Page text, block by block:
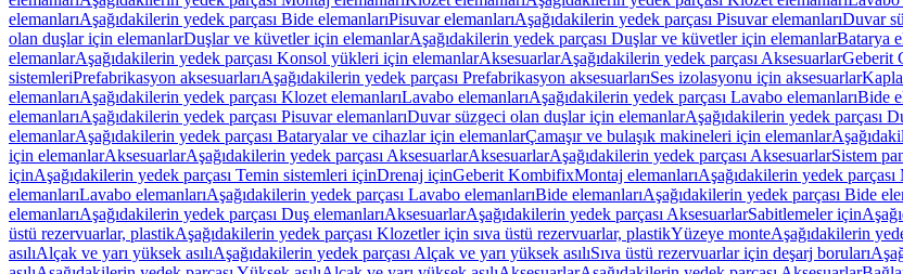
elemanlarıAşağıdakilerin yedek parçası Bide elemanlarıPisuvar elemanlarıAşağıdakilerin yedek parçası Pisuvar elemanlarıDuvar
olan duşlar için elemanlarDuşlar ve küvetler için elemanlarAşağıdakilerin yedek parçası Duşlar ve küvetler için elemanlarBatarya
elemanlarAşağıdakilerin yedek parçası Konsol yükleri için elemanlarAksesuarlarAşağıdakilerin yedek parçası AksesuarlarGeberit
sistemleriPrefabrikasyon aksesuarlarıAşağıdakilerin yedek parçası Prefabrikasyon aksesuarlarıSes izolasyonu için aksesuarlar
elemanlarıAşağıdakilerin yedek parçası Klozet elemanlarıLavabo elemanlarıAşağıdakilerin yedek parçası Lavabo elemanlarıBide
elemanlarıAşağıdakilerin yedek parçası Pisuvar elemanlarıDuvar süzgeci olan duşlar için elemanlarAşağıdakilerin yedek parçası
elemanlarAşağıdakilerin yedek parçası Bataryalar ve cihazlar için elemanlarÇamaşır ve bulaşık makineleri için elemanlar
için elemanlarAksesuarlarAşağıdakilerin yedek parçası AksesuarlarAksesuarlarAşağıdakilerin yedek parçası AksesuarlarSistem
içinAşağıdakilerin yedek parçası Temin sistemleri içinDrenaj içinGeberit KombifixMontaj elemanlarıAşağıdakilerin yedek parçası
elemanlarıLavabo elemanlarıAşağıdakilerin yedek parçası Lavabo elemanlarıBide elemanlarıAşağıdakilerin yedek parçası Bide
elemanlarıAşağıdakilerin yedek parçası Duş elemanlarıAksesuarlarAşağıdakilerin yedek parçası AksesuarlarSabitlemeler için
üstü rezervuarlar, plastikAşağıdakilerin yedek parçası Klozetler için sıva üstü rezervuarlar, plastikYüzeye monteAşağıdakilerin
asılıAlçak ve yarı yüksek asılıAşağıdakilerin yedek parçası Alçak ve yarı yüksek asılıSıva üstü rezervuarlar için deşarj boruları